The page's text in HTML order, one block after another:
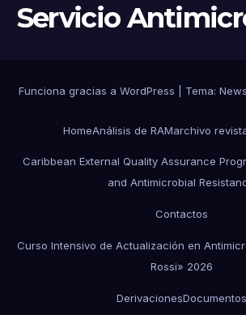
Servicio
Funciona gracias a WordPress Tema:
HomeAnálisis de RAMarchivo
Caribbean External Quality Assurance
and Antimicrobial
Contactos
Curso Intensivo de Actualización en
Rossi» 2026
DerivacionesDocumentos